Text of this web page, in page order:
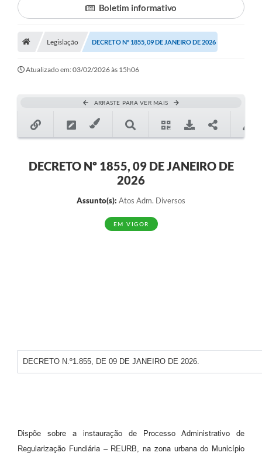
Município
Galeria de Fotos
Ouvidoria
Telefones Úteis
Boletim informativo
Legislação DECRETO Nº 1855, 09 DE JANEIRO DE 2026
Atualizado em: 03/02/2026 às 15h06
ARRASTE PARA VER MAIS
DECRETO Nº 1855, 09 DE JANEIRO DE
2026
Assunto(s): Atos Adm. Diversos
EM VIGOR
DECRETO N.º1.855, DE 09 DE JANEIRO DE 2026.
Dispõe sobre a instauração de Processo Administrativo de
Regularização Fundiária – REURB, na zona urbana do Município